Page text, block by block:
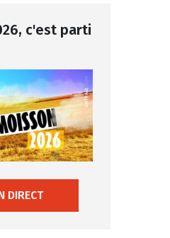
c'est parti
DIRECT